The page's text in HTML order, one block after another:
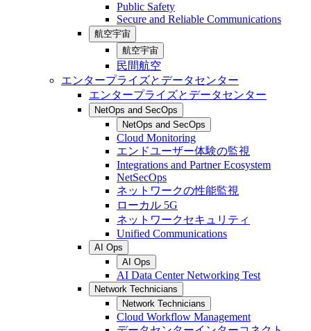
Public Safety
Secure and Reliable Communications
航空宇宙
航空宇宙
民間航空
エンタープライズとデータセンター
エンタープライズとデータセンター
NetOps and SecOps
NetOps and SecOps
Cloud Monitoring
エンドユーザー体験の監視
Integrations and Partner Ecosystem
NetSecOps
ネットワークの性能監視
ローカル 5G
ネットワークセキュリティ
Unified Communications
AI Ops
AI Ops
AI Data Center Networking Test
Network Technicians
Network Technicians
Cloud Workflow Management